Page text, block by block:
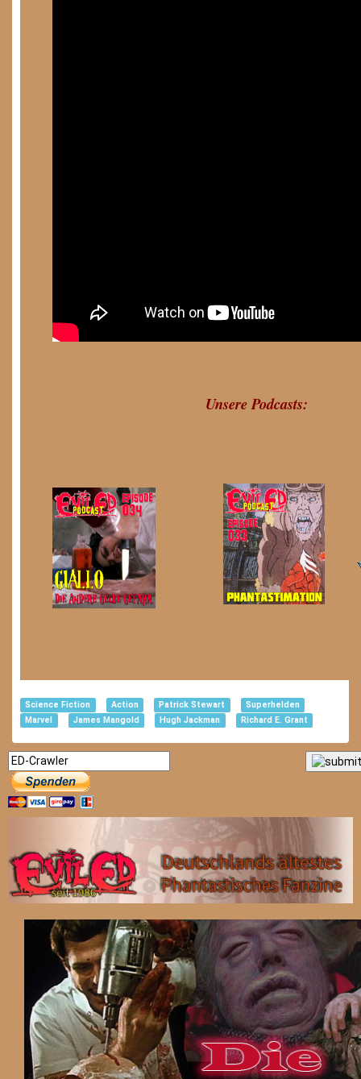
Unsere Podcasts:
Science Fiction Action Patrick Stewart
Superhelden
Marvel
James Mangold Hugh Jackman Richard E. Grant